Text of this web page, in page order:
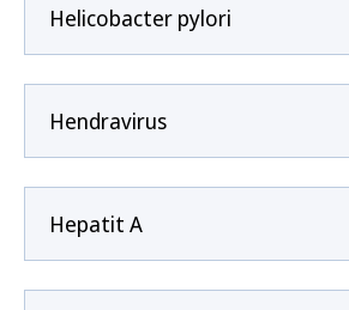
Helicobacter pylori
Hendravirus
Hepatit A